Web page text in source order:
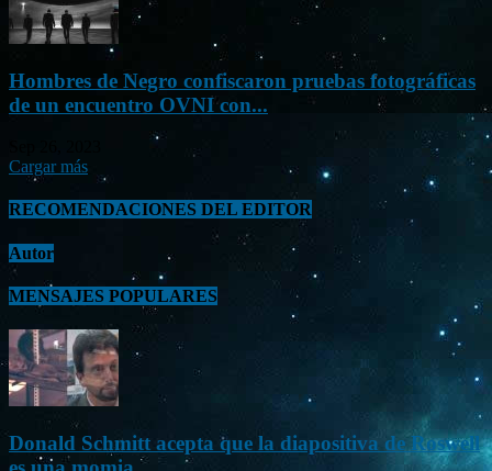
Hombres de Negro confiscaron pruebas fotográficas
de un encuentro OVNI con...
Cargar más
RECOMENDACIONES DEL EDITOR
Autor
MENSAJES POPULARES
Donald Schmitt acepta que la diapositiva de Roswell